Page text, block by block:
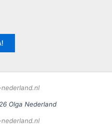
Olga Nederland